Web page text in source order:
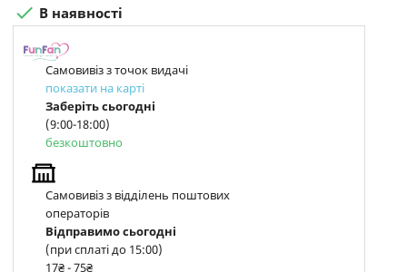
 В наявності
Самовивіз з точок видачі
показати на карті
Заберіть сьогодні
(9:00-18:00)
безкоштовно
Самовивіз з відділень поштових
операторів
Відправимо сьогодні
(при сплаті до 15:00)
17₴ - 75₴